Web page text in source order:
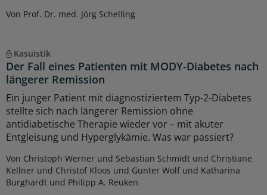
Von Prof. Dr. med. Jörg Schelling
Kasuistik
Der Fall eines Patienten mit MODY-Diabetes nach
längerer Remission
Ein junger Patient mit diagnostiziertem Typ-2-Diabetes
stellte sich nach längerer Remission ohne
antidiabetische Therapie wieder vor – mit akuter
Entgleisung und Hyperglykämie. Was war passiert?
Von Christoph Werner und Sebastian Schmidt und Christiane
Kellner und Christof Kloos und Gunter Wolf und Katharina
Burghardt und Philipp A. Reuken